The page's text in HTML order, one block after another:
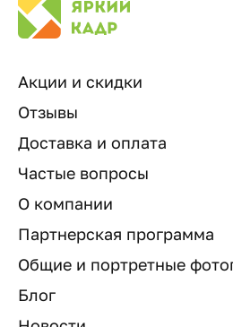
Акции и скидки
Отзывы
Доставка и оплата
Частые вопросы
О компании
Партнерская программа
Общие и портретные
Блог